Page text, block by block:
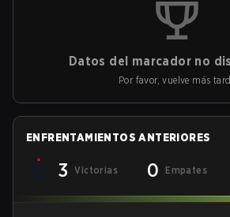
Datos del marcador no
Por favor, vuelve más
ENFRENTAMIENTOS ANTERIORES
3 Victorias 0 Empates